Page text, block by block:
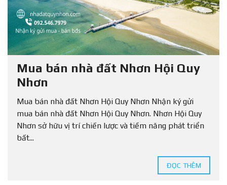
Mua bán nhà đất Nhơn Hội Quy
Nhơn
Mua bán nhà đất Nhơn Hội Quy Nhơn Nhận ký gửi
mua bán nhà đất Nhơn Hội Quy Nhơn. Nhơn Hội Quy
Nhơn sở hữu vị trí chiến lược và tiềm năng phát triển
bất...
ĐỌC THÊM